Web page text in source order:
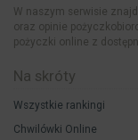
W naszym serwisie
oraz opinie
pożyczki online z
Na skróty
Wszystkie rankingi
Chwilówki Online